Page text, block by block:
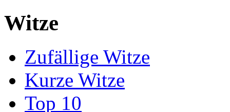
Witze
Zufällige Witze
Kurze Witze
Top 10